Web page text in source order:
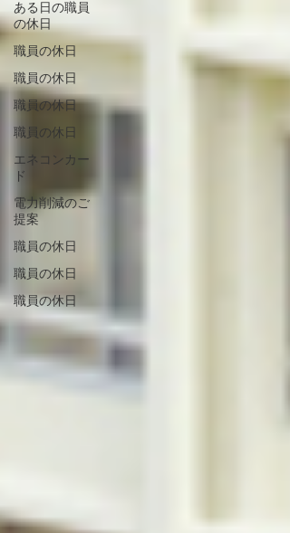
ある日の職員
の休日
職員の休日
職員の休日
職員の休日
職員の休日
エネコンカー
ド
電力削減のご
提案
職員の休日
職員の休日
職員の休日